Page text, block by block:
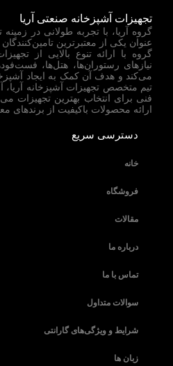
تجهیزات آشپزخانه صنعتی آریا
گروه آریا، با تجربه طولانی در
عنوان یکی از معتبرترین
گروه با ارائه تنوع بالایی از
نیازهای رستوران‌ها، هتل‌ها،
می‌کند و هدف آن کمک به ایجاد
تیم متخصص تجهیزات آشپزخانه آریا،
فنی برای انتخاب بهترین تجهیزات
ارائه محصولات باکیفیت از برندهای
دسترسی سریع
خانه
فروشگاه
مقالات
درباره ما
تماس با ما
سوالات متداول
شرایط و ویژگی‌های گارانتی
زبان ها